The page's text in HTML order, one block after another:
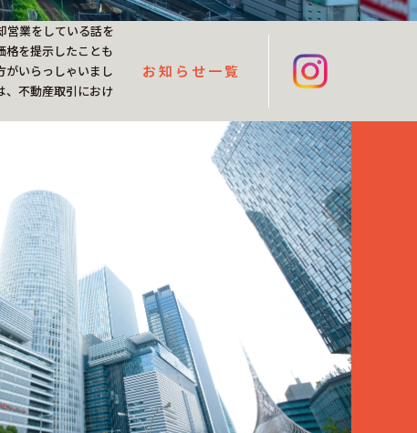
営業をしている話を
格を提示したことも
いらっしゃいまし
、不動産取引におけ
お知らせ一覧